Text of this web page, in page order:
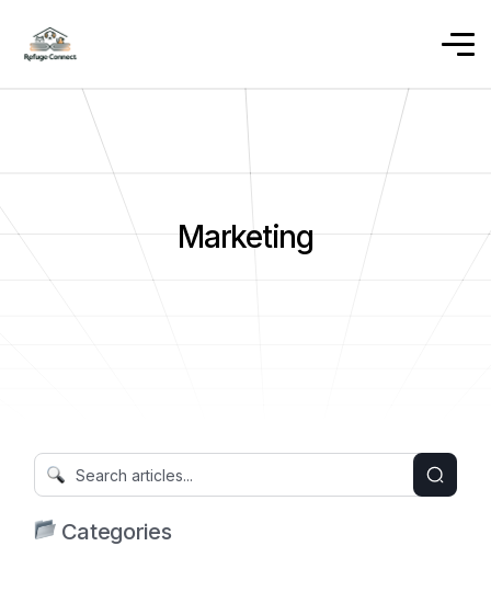
Marketing
Categories